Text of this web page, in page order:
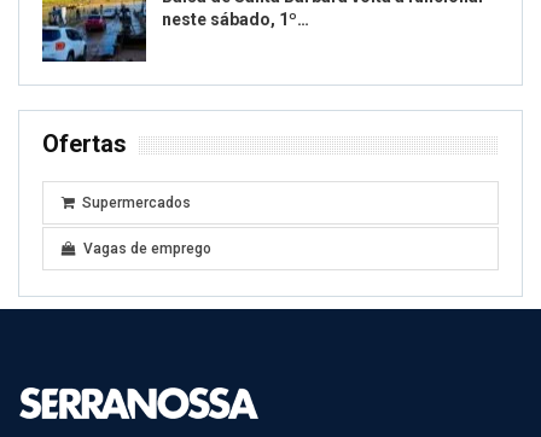
neste sábado, 1º…
Ofertas
Supermercados
Vagas de emprego